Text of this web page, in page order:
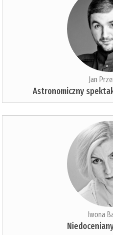
Jan
Astronomiczny
Iwona